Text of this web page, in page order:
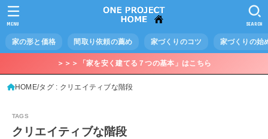
家の形と価格 間取り依頼の薦め 家づくりのコツ 家づくりの始
SEARCH
MENU
＞＞＞「家を安く建てる７つの基本」はこちら
HOME タグ : クリエイティブな階段
クリエイティブな階段